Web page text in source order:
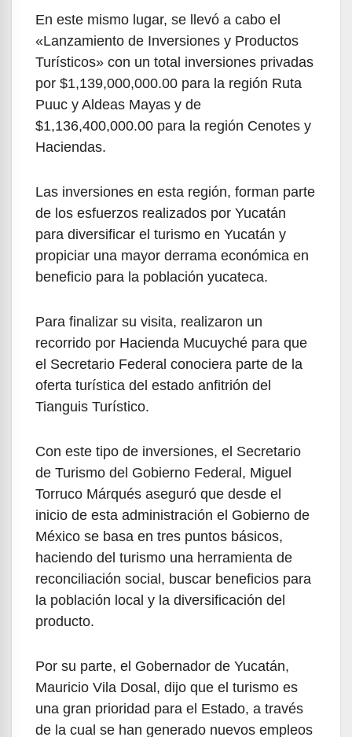
En este mismo lugar, se llevó a cabo el
«Lanzamiento de Inversiones y Productos
Turísticos» con un total inversiones privadas
por $1,139,000,000.00 para la región Ruta
Puuc y Aldeas Mayas y de
$1,136,400,000.00 para la región Cenotes y
Haciendas.
Las inversiones en esta región, forman parte
de los esfuerzos realizados por Yucatán
para diversificar el turismo en Yucatán y
propiciar una mayor derrama económica en
beneficio para la población yucateca.
Para finalizar su visita, realizaron un
recorrido por Hacienda Mucuyché para que
el Secretario Federal conociera parte de la
oferta turística del estado anfitrión del
Tianguis Turístico.
Con este tipo de inversiones, el Secretario
de Turismo del Gobierno Federal, Miguel
Torruco Márqués aseguró que desde el
inicio de esta administración el Gobierno de
México se basa en tres puntos básicos,
haciendo del turismo una herramienta de
reconciliación social, buscar beneficios para
la población local y la diversificación del
producto.
Por su parte, el Gobernador de Yucatán,
Mauricio Vila Dosal, dijo que el turismo es
una gran prioridad para el Estado, a través
de la cual se han generado nuevos empleos